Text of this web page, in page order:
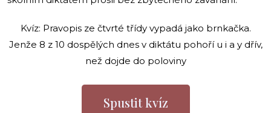
Kvíz: Pravopis ze čtvrté třídy vypadá jako brnkačka.
Jenže 8 z 10 dospělých dnes v diktátu pohoří u i a y dřív,
než dojde do poloviny
Spustit kvíz